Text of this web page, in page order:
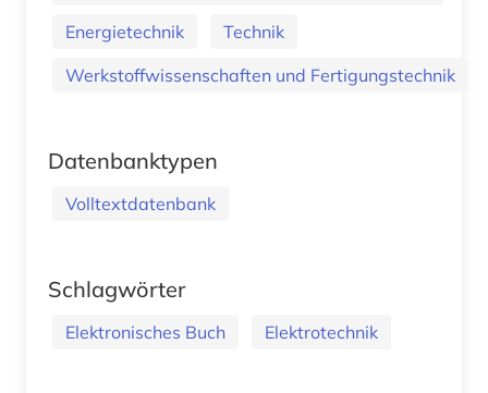
Energietechnik
Technik
Werkstoffwissenschaften und Fertigungstechnik
Datenbanktypen
Volltextdatenbank
Schlagwörter
Elektronisches Buch Elektrotechnik